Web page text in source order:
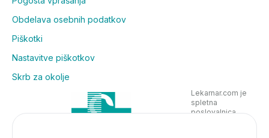
Obdelava osebnih podatkov
Piškotki
Nastavitve piškotkov
Skrb za okolje
Lekarnar.com je
spletna
poslovalnica